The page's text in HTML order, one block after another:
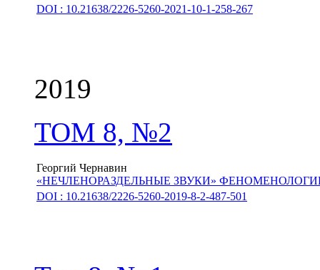
DOI : 10.21638/2226-5260-2021-10-1-258-267
2019
ТОМ 8, №2
Георгий Чернавин
«НЕЧЛЕНОРАЗДЕЛЬНЫЕ ЗВУКИ»
DOI : 10.21638/2226-5260-2019-8-2-487-501